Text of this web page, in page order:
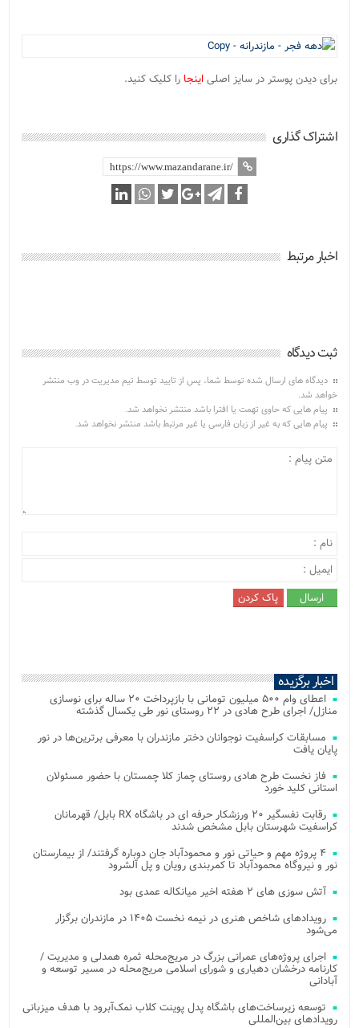
برای دیدن پوستر در سایز اصلیاینجا را کلیک کنید.
اشتراک گذاری
اخبار مرتبط
ثبت دیدگاه
دیدگاه های ارسال شده توسط شما، پس از تایید توسط تیم مدیریت در وب منتشر
خواهد شد.
پیام هایی که حاوی تهمت یا افترا باشد منتشر نخواهد شد.
پیام هایی که به غیر از زبان فارسی یا غیر مرتبط باشد منتشر نخواهد شد.
اخبار برگزیده
اعطای وام ۵۰۰ میلیون تومانی با بازپرداخت ۲۰ ساله برای نوسازی
منازل/ اجرای طرح هادی در ۲۲ روستای نور طی یکسال گذشته
مسابقات کراسفیت نوجوانان دختر مازندران با معرفی برترین‌ها در نور
پایان یافت
فاز نخست طرح هادی روستای چماز کلا چمستان با حضور مسئولان
استانی کلید خورد
رقابت نفسگیر ۲۰ ورزشکار حرفه ای در باشگاه RX بابل/ قهرمانان
کراسفیت شهرستان بابل مشخص شدند
۴ پروژه مهم و حیاتی نور و محمودآباد جان دوباره گرفتند/ از بیمارستان
نور و نیروگاه محمودآباد تا کمربندی رویان و پل آلشرود
آتش‌ سوزی‌ های ۲ هفته اخیر میانکاله عمدی بود
رویدادهای شاخص هنری در نیمه نخست ۱۴۰۵ در مازندران برگزار
می‌شود
اجرای پروژه‌های عمرانی بزرگ در مریج‌محله ثمره همدلی و مدیریت /
کارنامه درخشان دهیاری و شورای اسلامی مریج‌محله در مسیر توسعه و
آبادانی
توسعه زیرساخت‌های باشگاه پدل پوینت کلاب نمک‌آبرود با هدف میزبانی
رویدادهای بین‌المللی